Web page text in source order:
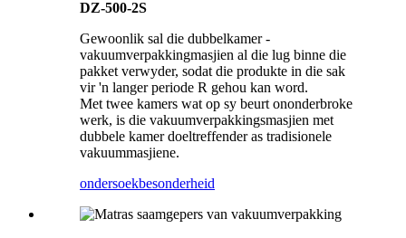
DZ-500-2S
Gewoonlik sal die dubbelkamer -
vakuumverpakkingmasjien al die lug binne die
pakket verwyder, sodat die produkte in die sak
vir 'n langer periode R gehou kan word.
Met twee kamers wat op sy beurt ononderbroke
werk, is die vakuumverpakkingsmasjien met
dubbele kamer doeltreffender as tradisionele
vakuummasjiene.
ondersoekbesonderheid